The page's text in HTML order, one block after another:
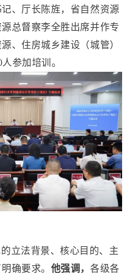
、厅长陈旌，省自然资源
总督察李全胜出席并作专
、住房城乡建设（城管）
参加培训。
立法背景、核心目的、主
确要求。 他强调， 各级各